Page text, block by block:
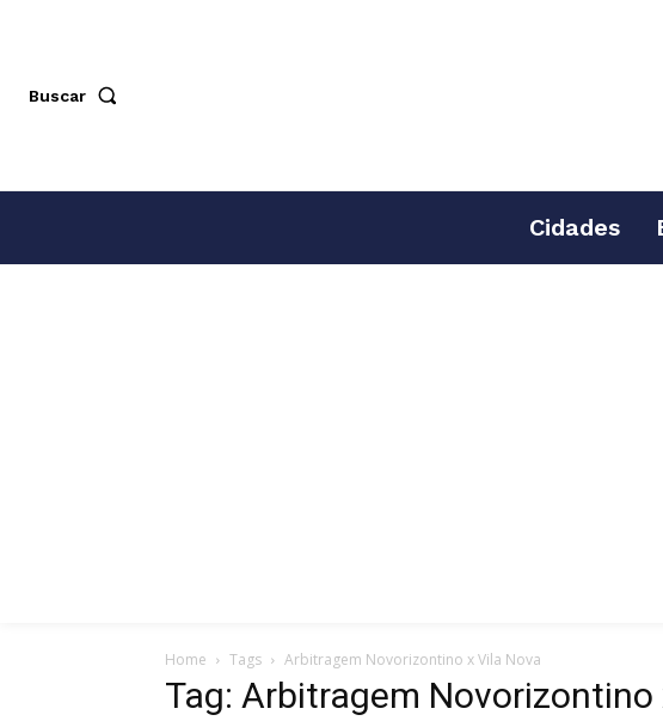
Buscar
Cidades
Home Tags Arbitragem Novorizontino x Vila Nova
Tag: Arbitragem Novorizontino